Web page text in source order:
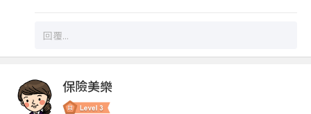
保險美樂